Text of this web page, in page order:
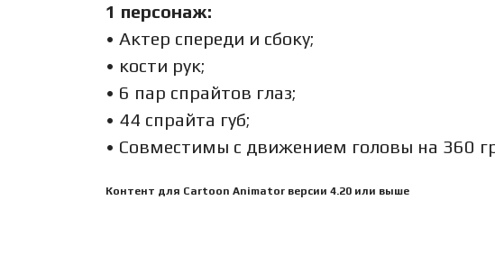
1 персонаж:
• Актер спереди и сбоку;
• кости рук;
• 6 пар спрайтов глаз;
• 44 спрайта губ;
• Совместимы с движением головы на 360
Контент для Cartoon Animator версии 4.20 или выше